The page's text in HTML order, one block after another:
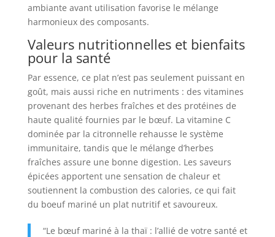
ambiante avant utilisation favorise le mélange
harmonieux des composants.
Valeurs nutritionnelles et bienfaits
pour la santé
Par essence, ce plat n’est pas seulement puissant en
goût, mais aussi riche en nutriments : des vitamines
provenant des herbes fraîches et des protéines de
haute qualité fournies par le bœuf. La vitamine C
dominée par la citronnelle rehausse le système
immunitaire, tandis que le mélange d’herbes
fraîches assure une bonne digestion. Les saveurs
épicées apportent une sensation de chaleur et
soutiennent la combustion des calories, ce qui fait
du boeuf mariné un plat nutritif et savoureux.
“Le bœuf mariné à la thaï : l’allié de votre santé et